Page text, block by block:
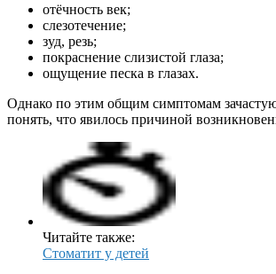
отёчность век;
слезотечение;
зуд, резь;
покраснение слизистой глаза;
ощущение песка в глазах.
Однако по этим общим симптомам
понять, что явилось причиной
Читайте также:
Стоматит у детей